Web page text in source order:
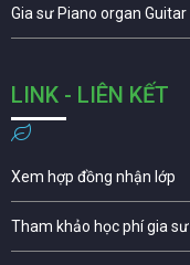
Gia sư Piano organ Guitar
LINK - LIÊN KẾT
Xem hợp đồng nhận lớp
Tham khảo học phí gia sư